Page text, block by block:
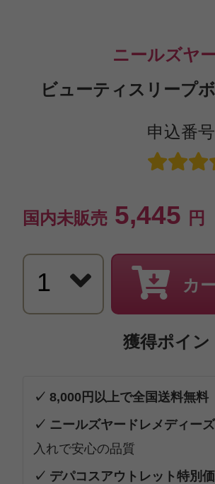
ニールズヤ
ビューティスリープ
申込番
国内未販売 5,445 円
カ
獲得ポイン
✓ 8,000円以上で全国送料無料
✓ ニールズヤードレメディー
入れで安心の品質
✓ デパコスアウトレット特別